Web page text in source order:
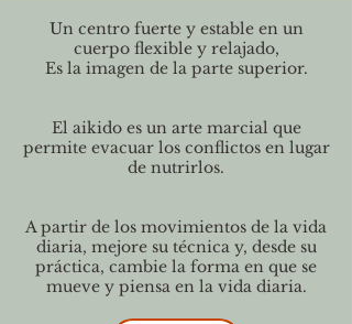
Un centro fuerte y estable en un
cuerpo flexible y relajado,
Es la imagen de la parte superior.
El aikido es un arte marcial que
permite evacuar los conflictos en lugar
de nutrirlos.
A partir de los movimientos de la vida
diaria, mejore su técnica y, desde su
práctica, cambie la forma en que se
mueve y piensa en la vida diaria.